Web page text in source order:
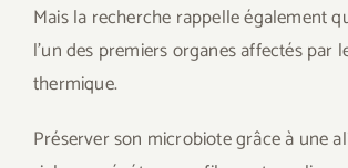
Mais la recherche rappelle également
l’un des premiers organes affectés par
thermique.
Préserver son microbiote grâce à une